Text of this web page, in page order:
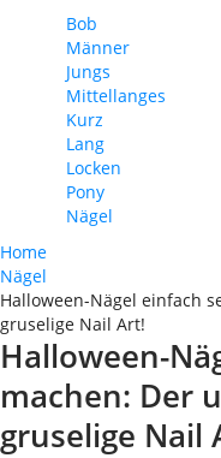
Bob
Männer
Jungs
Mittellanges
Kurz
Lang
Locken
Pony
Nägel
Home
Nägel
Halloween-Nägel einfach
gruselige Nail Art!
Halloween-
machen: Der
gruselige Nail